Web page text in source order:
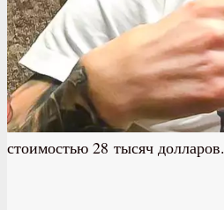
стоимостью 28 тысяч долларов.